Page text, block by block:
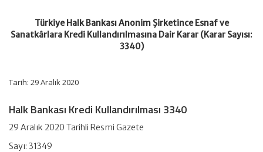
Türkiye Halk Bankası Anonim Şirketince Esnaf ve
Sanatkârlara Kredi Kullandırılmasına Dair Karar (Karar Sayısı:
3340)
Tarih: 29 Aralık 2020
Halk Bankası Kredi Kullandırılması 3340
29 Aralık 2020 Tarihli Resmi Gazete
Sayı: 31349